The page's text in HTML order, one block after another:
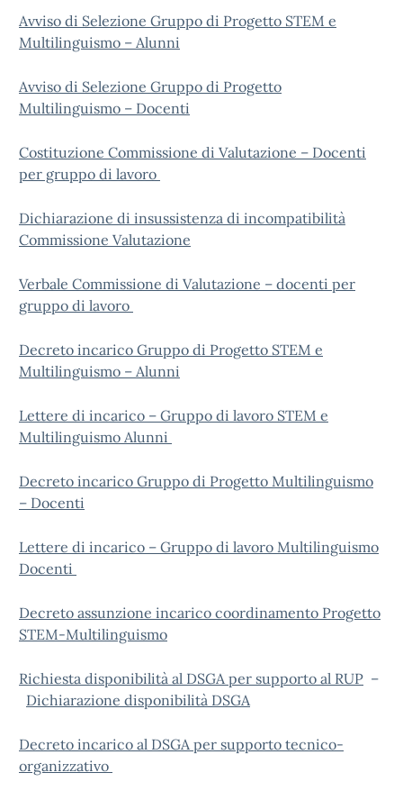
Avviso di Selezione Gruppo di Progetto STEM e
Multilinguismo – Alunni
Avviso di Selezione Gruppo di Progetto
Multilinguismo – Docenti
Costituzione Commissione di Valutazione – Docenti
per gruppo di lavoro
Dichiarazione di insussistenza di incompatibilità
Commissione Valutazione
Verbale Commissione di Valutazione – docenti per
gruppo di lavoro
Decreto incarico Gruppo di Progetto STEM e
Multilinguismo – Alunni
Lettere di incarico – Gruppo di lavoro STEM e
Multilinguismo Alunni
Decreto incarico Gruppo di Progetto Multilinguismo
– Docenti
Lettere di incarico – Gruppo di lavoro Multilinguismo
Docenti
Decreto assunzione incarico coordinamento Progetto
STEM-Multilinguismo
Richiesta disponibilità al DSGA per supporto al RUP –
Dichiarazione disponibilità DSGA
Decreto incarico al DSGA per supporto tecnico-
organizzativo